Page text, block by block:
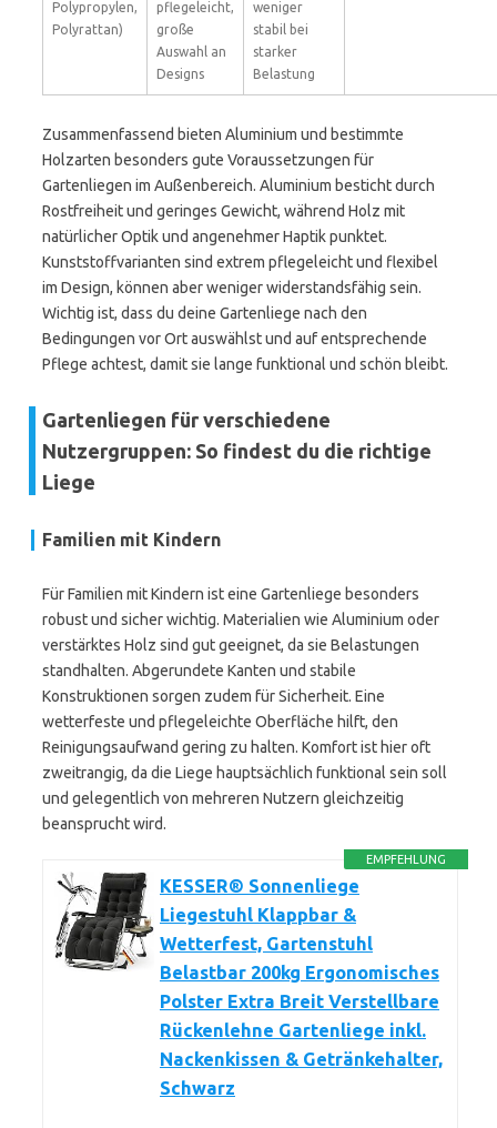
Polypropylen,
Polyrattan)
pflegeleicht,
große
Auswahl an
Designs
weniger
stabil bei
starker
Belastung
Zusammenfassend bieten Aluminium und bestimmte
Holzarten besonders gute Voraussetzungen für
Gartenliegen im Außenbereich. Aluminium besticht durch
Rostfreiheit und geringes Gewicht, während Holz mit
natürlicher Optik und angenehmer Haptik punktet.
Kunststoffvarianten sind extrem pflegeleicht und flexibel
im Design, können aber weniger widerstandsfähig sein.
Wichtig ist, dass du deine Gartenliege nach den
Bedingungen vor Ort auswählst und auf entsprechende
Pflege achtest, damit sie lange funktional und schön bleibt.
Gartenliegen für verschiedene
Nutzergruppen: So findest du die richtige
Liege
Familien mit Kindern
Für Familien mit Kindern ist eine Gartenliege besonders
robust und sicher wichtig. Materialien wie Aluminium oder
verstärktes Holz sind gut geeignet, da sie Belastungen
standhalten. Abgerundete Kanten und stabile
Konstruktionen sorgen zudem für Sicherheit. Eine
wetterfeste und pflegeleichte Oberfläche hilft, den
Reinigungsaufwand gering zu halten. Komfort ist hier oft
zweitrangig, da die Liege hauptsächlich funktional sein soll
und gelegentlich von mehreren Nutzern gleichzeitig
beansprucht wird.
EMPFEHLUNG
KESSER® Sonnenliege
Liegestuhl Klappbar &
Wetterfest, Gartenstuhl
Belastbar 200kg Ergonomisches
Polster Extra Breit Verstellbare
Rückenlehne Gartenliege inkl.
Nackenkissen & Getränkehalter,
Schwarz